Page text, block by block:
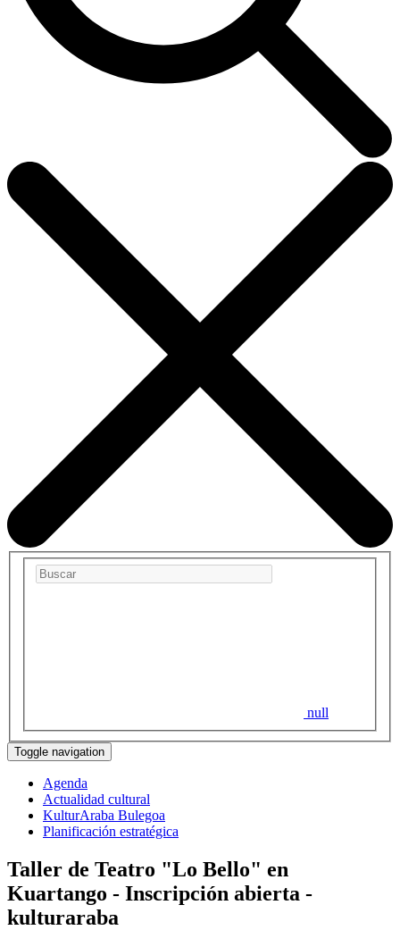
null
Toggle navigation
Agenda
Actualidad cultural
KulturAraba Bulegoa
Planificación estratégica
Taller de Teatro "Lo Bello" en
Kuartango - Inscripción abierta -
kulturaraba